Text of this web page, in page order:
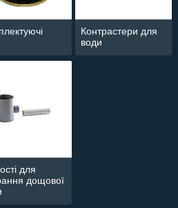
Контрастери для
води
для
дощової